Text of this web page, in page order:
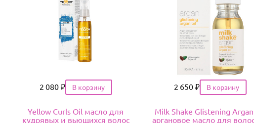
Цена
2 080 ₽
Yellow Curls Oil масло для
кудрявых и вьющихся волос
Цена
2 650 ₽
Milk Shake Glistening
аргановое масло для